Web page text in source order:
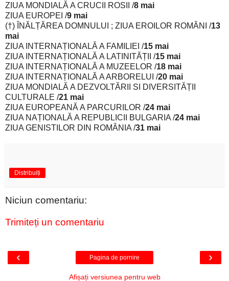
ZIUA MONDIALĂ A CRUCII ROSII /8 mai
ZIUA EUROPEI /9 mai
(†) ÎNĂLȚĂREA DOMNULUI ; ZIUA EROILOR ROMÂNI /13
mai
ZIUA INTERNAȚIONALĂ A FAMILIEI /15 mai
ZIUA INTERNAȚIONALĂ A LATINITĂȚII /15 mai
ZIUA INTERNAȚIONALĂ A MUZEELOR /18 mai
ZIUA INTERNAȚIONALĂ A ARBORELUI /20 mai
ZIUA MONDIALĂ A DEZVOLTĂRII SI DIVERSITĂȚII
CULTURALE /21 mai
ZIUA EUROPEANĂ A PARCURILOR /24 mai
ZIUA NAȚIONALĂ A REPUBLICII BULGARIA /24 mai
ZIUA GENISTILOR DIN ROMÂNIA /31 mai
Distribuiți
Niciun comentariu:
Trimiteți un comentariu
‹ ›
Pagina de pornire
Afișați versiunea pentru web